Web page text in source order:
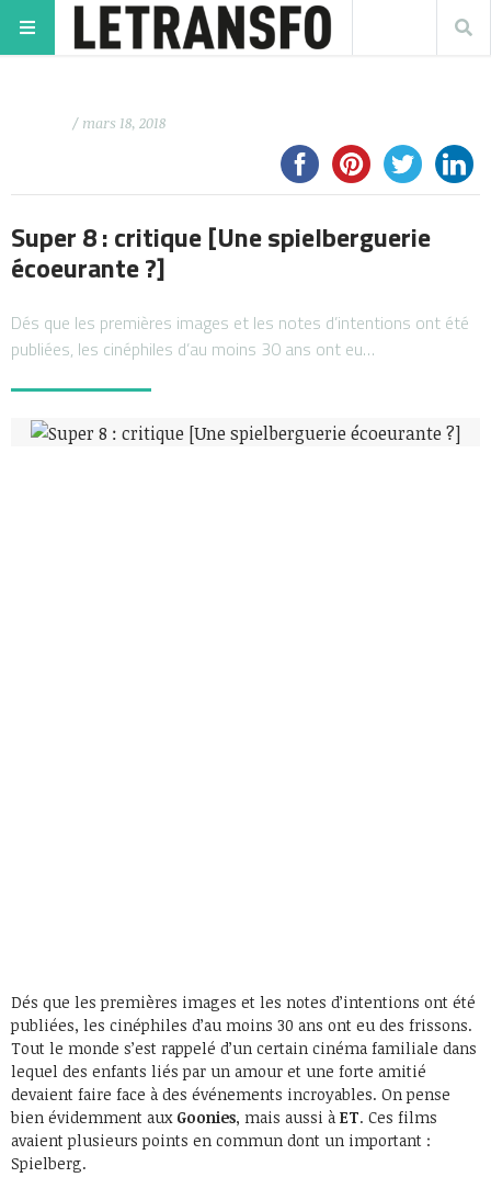
/ mars 18, 2018
Super 8 : critique [Une spielberguerie
écoeurante ?]
Dés que les premières images et les notes d’intentions ont été
publiées, les cinéphiles d’au moins 30 ans ont eu…
Dés que les premières images et les notes d’intentions ont été
publiées, les cinéphiles d’au moins 30 ans ont eu des frissons.
Tout le monde s’est rappelé d’un certain cinéma familiale dans
lequel des enfants liés par un amour et une forte amitié
devaient faire face à des événements incroyables. On pense
bien évidemment aux Goonies, mais aussi à ET. Ces films
avaient plusieurs points en commun dont un important :
Spielberg.